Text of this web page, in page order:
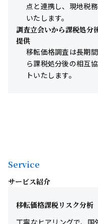
点と連携し、現地税
いたします。
調査立会いから課税処分
提供
移転価格調査は長期
ら課税処分後の相互
トいたします。
Service
サービス紹介
移転価格課税リスク分析
丁寧なヒアリングで、